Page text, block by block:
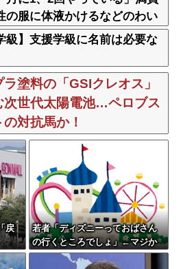
の服に体液かけるなどのわい
学習塾経営の60歳男を逮捕
級】支援学級に名前は必要な
ラ塗料の「GSIクレオス」
次世代太陽電池…ペロブス
の対抗馬か！
戻
若者「ディズニーっておばさん
の行くところでしょ」←マジか